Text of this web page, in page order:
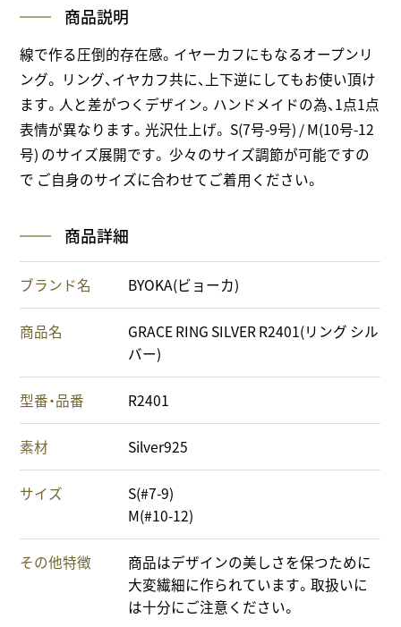
商品説明
線で作る圧倒的存在感。イヤーカフにもなるオープンリ
ング。 リング、イヤカフ共に、上下逆にしてもお使い頂け
ます。人と差がつくデザイン。ハンドメイドの為、1点1点
表情が異なります。光沢仕上げ。 S(7号-9号) / M(10号-12
号) のサイズ展開です。 少々のサイズ調節が可能ですの
で ご自身のサイズに合わせてご着用ください。
商品詳細
ブランド名 BYOKA(ビョーカ)
商品名
GRACE RING SILVER R2401(リング シル
バー)
型番・品番 R2401
素材 Silver925
サイズ
S(#7-9)
M(#10-12)
その他特徴
商品はデザインの美しさを保つために
大変繊細に作られています。取扱いに
は十分にご注意ください。